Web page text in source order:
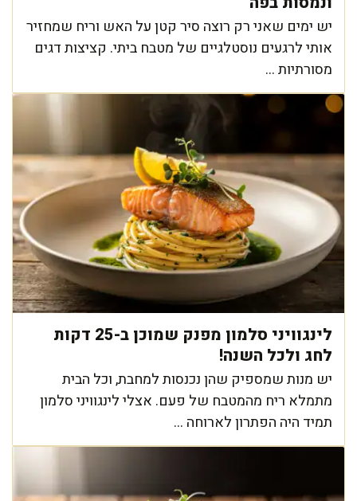
יש ימים שאני רק רוצה סיר קטן על האש וריח שמחזיר
אותי לרגעים נוסטלגיים של מטבח ביתי. קציצות דגים
מסורתיות ...
לינגוויני סלמון מפנק שמוכן ב-25 דקות
לחג ולכל השנה!
יש מנות שמספיק שהן נכנסות למחבת, וכל הבית
מתמלא ריח מהמטבח של פעם. אצלי לינגוויני סלמון
תמיד היה הפתרון לארוחה ...